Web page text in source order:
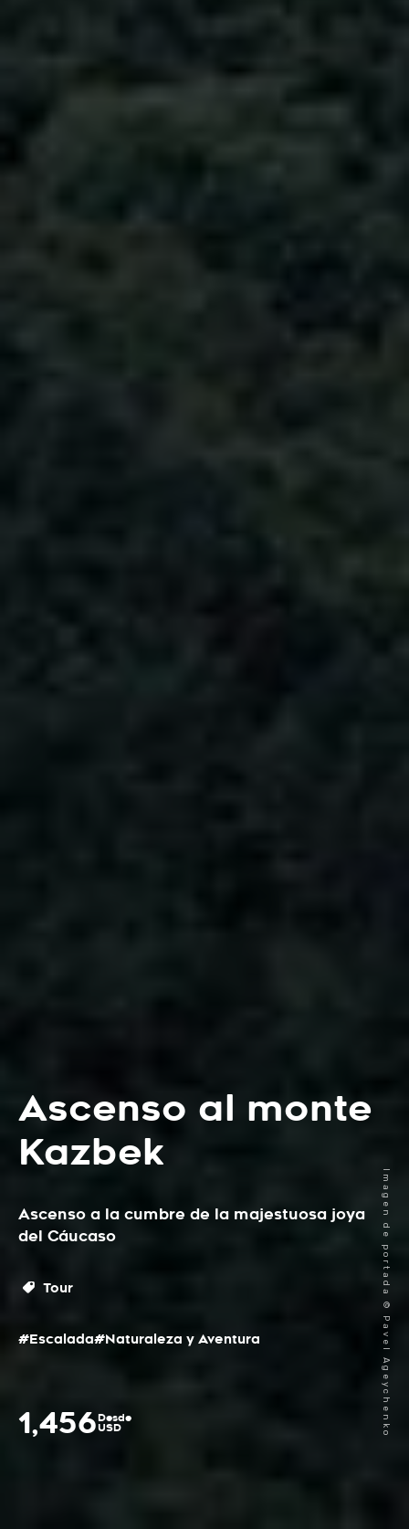
Ascenso al monte
Kazbek
Ascenso a la cumbre de la majestuosa joya
del Cáucaso
Tour
#Escalada#Naturaleza y Aventura
1,456Desde
USD Imagen de portada © Pavel Ageychenko